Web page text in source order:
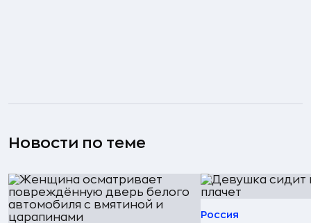
Новости по теме
Россия